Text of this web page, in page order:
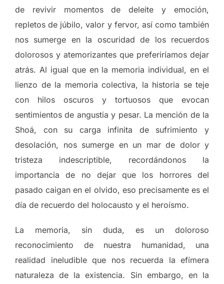
de revivir momentos de deleite y emoción,
repletos de júbilo, valor y fervor, así como también
nos sumerge en la oscuridad de los recuerdos
dolorosos y atemorizantes que preferiríamos dejar
atrás. Al igual que en la memoria individual, en el
lienzo de la memoria colectiva, la historia se teje
con hilos oscuros y tortuosos que evocan
sentimientos de angustia y pesar. La mención de la
Shoá, con su carga infinita de sufrimiento y
desolación, nos sumerge en un mar de dolor y
tristeza indescriptible, recordándonos la
importancia de no dejar que los horrores del
pasado caigan en el olvido, eso precisamente es el
día de recuerdo del holocausto y el heroísmo.
La memoria, sin duda, es un doloroso
reconocimiento de nuestra humanidad, una
realidad ineludible que nos recuerda la efímera
naturaleza de la existencia. Sin embargo, en la